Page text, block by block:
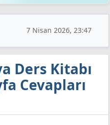
7 Nisan 2026, 23:47
Ders Kitabı
Cevapları